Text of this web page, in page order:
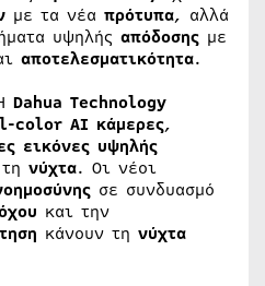
με τα νέα πρότυπα, αλλά
υψηλής απόδοσης με
αποτελεσματικότητα.
Dahua Technology
color AI κάμερες,
εικόνες υψηλής
νύχτα. Οι νέοι
σε συνδυασμό
και την
κάνουν τη νύχτα